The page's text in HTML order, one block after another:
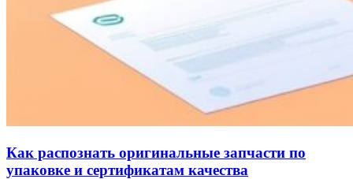
Как распознать оригинальные запчасти по
упаковке и сертификатам качества